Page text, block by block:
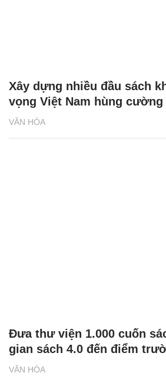
VĂN HÓA
Xây dựng nhiều đầu sách
vọng Việt Nam hùng cường
VĂN HÓA
Đưa thư viện 1.000 cuốn
gian sách 4.0 đến điểm